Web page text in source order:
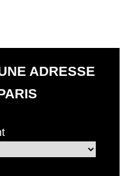
ADRESSE